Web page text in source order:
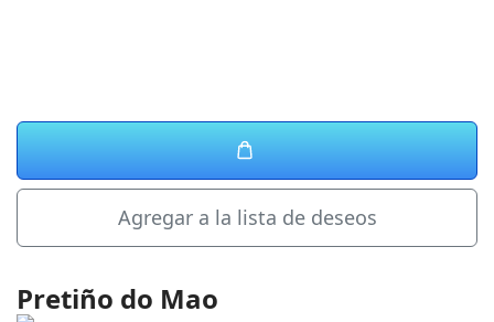
Agregar a la lista de deseos
Pretiño do Mao